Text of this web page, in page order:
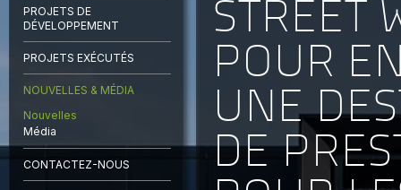
STREET
POUR
UNE
DE
PROJETS DE
DÉVELOPPEMENT
PROJETS EXÉCUTÉS
NOUVELLES & MÉDIA
Nouvelles
Média
CONTACTEZ-NOUS